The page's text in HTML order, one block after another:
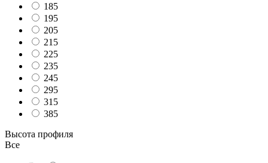
185
195
205
215
225
235
245
295
315
385
Высота профиля
Все